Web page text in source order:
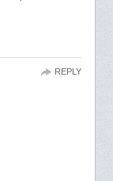
REPLY